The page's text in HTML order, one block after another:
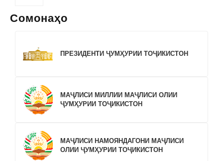
Сомонаҳо
ПРЕЗИДЕНТИ ҶУМҲУРИИ ТОҶИКИСТОН
МАҶЛИСИ МИЛЛИИ МАҶЛИСИ ОЛИИ
ҶУМҲУРИИ ТОҶИКИСТОН
МАҶЛИСИ НАМОЯНДАГОНИ МАҶЛИСИ
ОЛИИ ҶУМҲУРИИ ТОҶИКИСТОН